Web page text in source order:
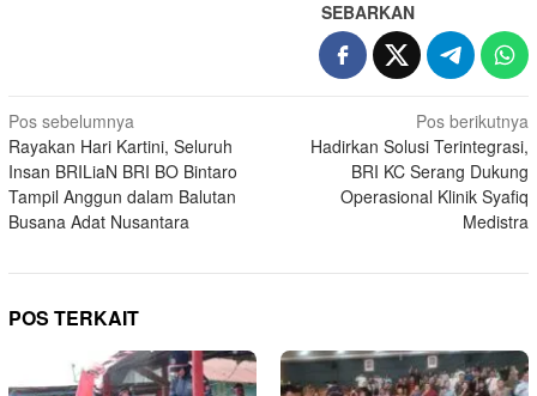
SEBARKAN
Navigasi
pos
Pos sebelumnya
Rayakan Hari Kartini, Seluruh
Insan BRILiaN BRI BO Bintaro
Tampil Anggun dalam Balutan
Busana Adat Nusantara
Pos berikutnya
Hadirkan Solusi Terintegrasi,
BRI KC Serang Dukung
Operasional Klinik Syafiq
Medistra
POS TERKAIT